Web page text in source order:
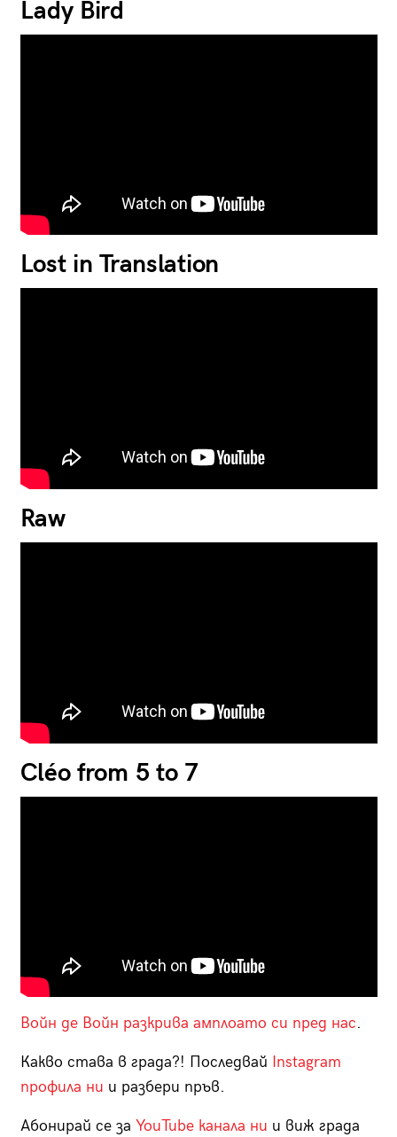
Lady Bird
Lost in Translation
Raw
Cléo from 5 to 7
Войн де Войн разкрива амплоато си пред нас.
Какво става в града?! Последвай Instagram
профила ни и разбери пръв.
Абонирай се за YouTube канала ни и виж града